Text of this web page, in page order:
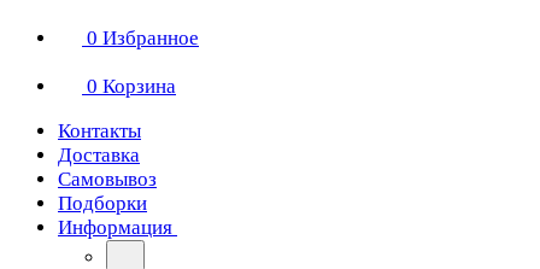
0 Избранное
0 Корзина
Контакты
Доставка
Самовывоз
Подборки
Информация